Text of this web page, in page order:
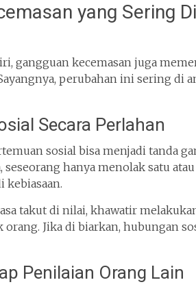
yang Sering
gangguan kecemasan juga
perubahan ini sering di
Secara Perlahan
sosial bisa menjadi tanda
hanya menolak satu
kebiasaan.
takut di nilai, khawatir
Jika di biarkan, hubungan
Penilaian Orang Lain